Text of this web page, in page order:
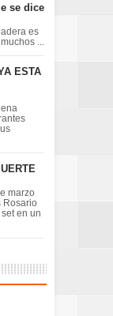
se dice
es
...
ESTA
marzo
Rosario
en un